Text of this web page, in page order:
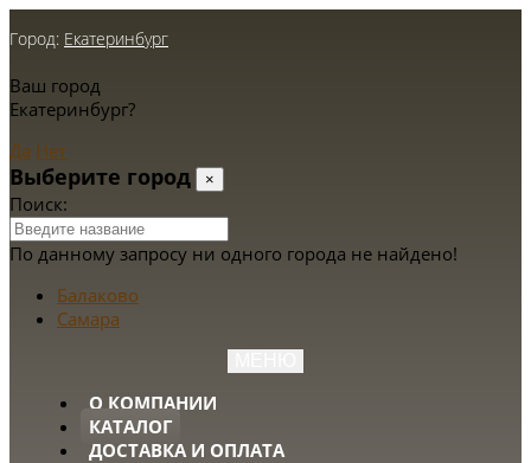
Город: Екатеринбург
Ваш город
Екатеринбург?
Да Нет
Выберите город ×
Поиск:
По данному запросу ни одного города не найдено!
Балаково
Самара
О КОМПАНИИ
КАТАЛОГ
ДОСТАВКА И ОПЛАТА